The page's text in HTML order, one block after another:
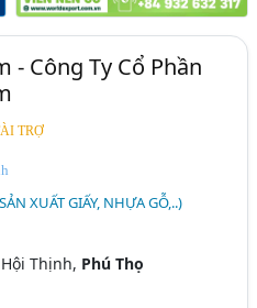
- Công Ty Cổ Phần
TRỢ
XUẤT GIẤY, NHỰA GỖ,..)
Thịnh, Phú Thọ